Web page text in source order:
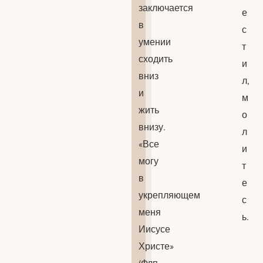
заключается
в
умении
сходить
вниз
и
жить
внизу.
«Все
могу
в
укрепляющем
меня
Иисусе
Христе»
е
с
т
и
л,
м
о
л
и
т
е
с
ь.